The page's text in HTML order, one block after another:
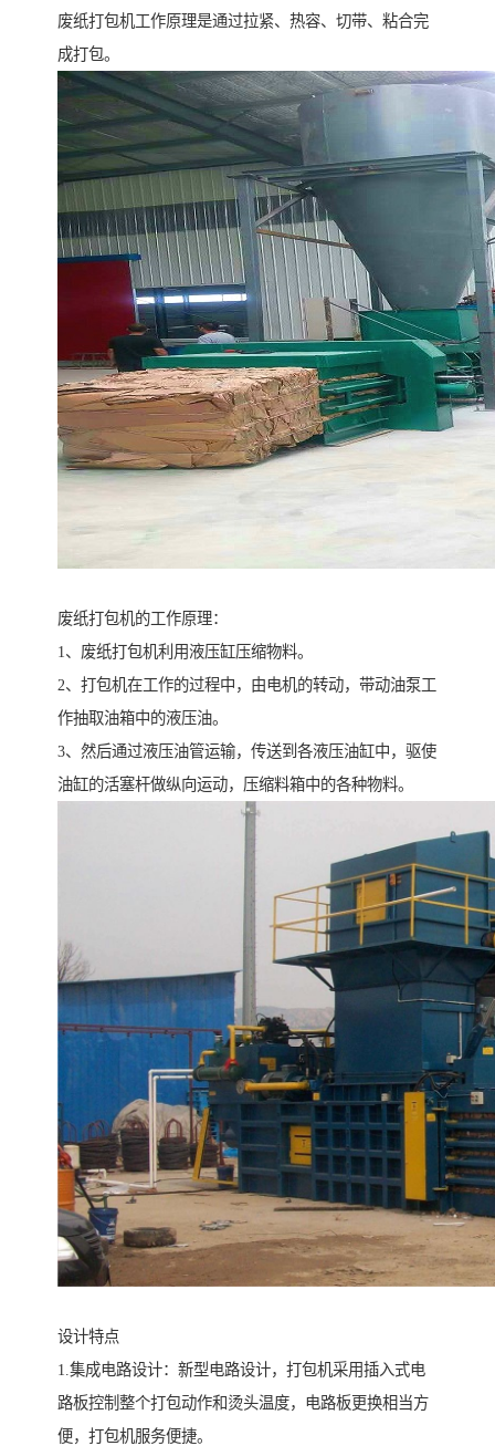
废纸打包机工作原理是通过拉紧、热容、切带、粘合完
成打包。
废纸打包机的工作原理：
1、废纸打包机利用液压缸压缩物料。
2、打包机在工作的过程中，由电机的转动，带动油泵工
作抽取油箱中的液压油。
3、然后通过液压油管运输，传送到各液压油缸中，驱使
油缸的活塞杆做纵向运动，压缩料箱中的各种物料。
设计特点
1.集成电路设计：新型电路设计，打包机采用插入式电
路板控制整个打包动作和烫头温度，电路板更换相当方
便，打包机服务便捷。